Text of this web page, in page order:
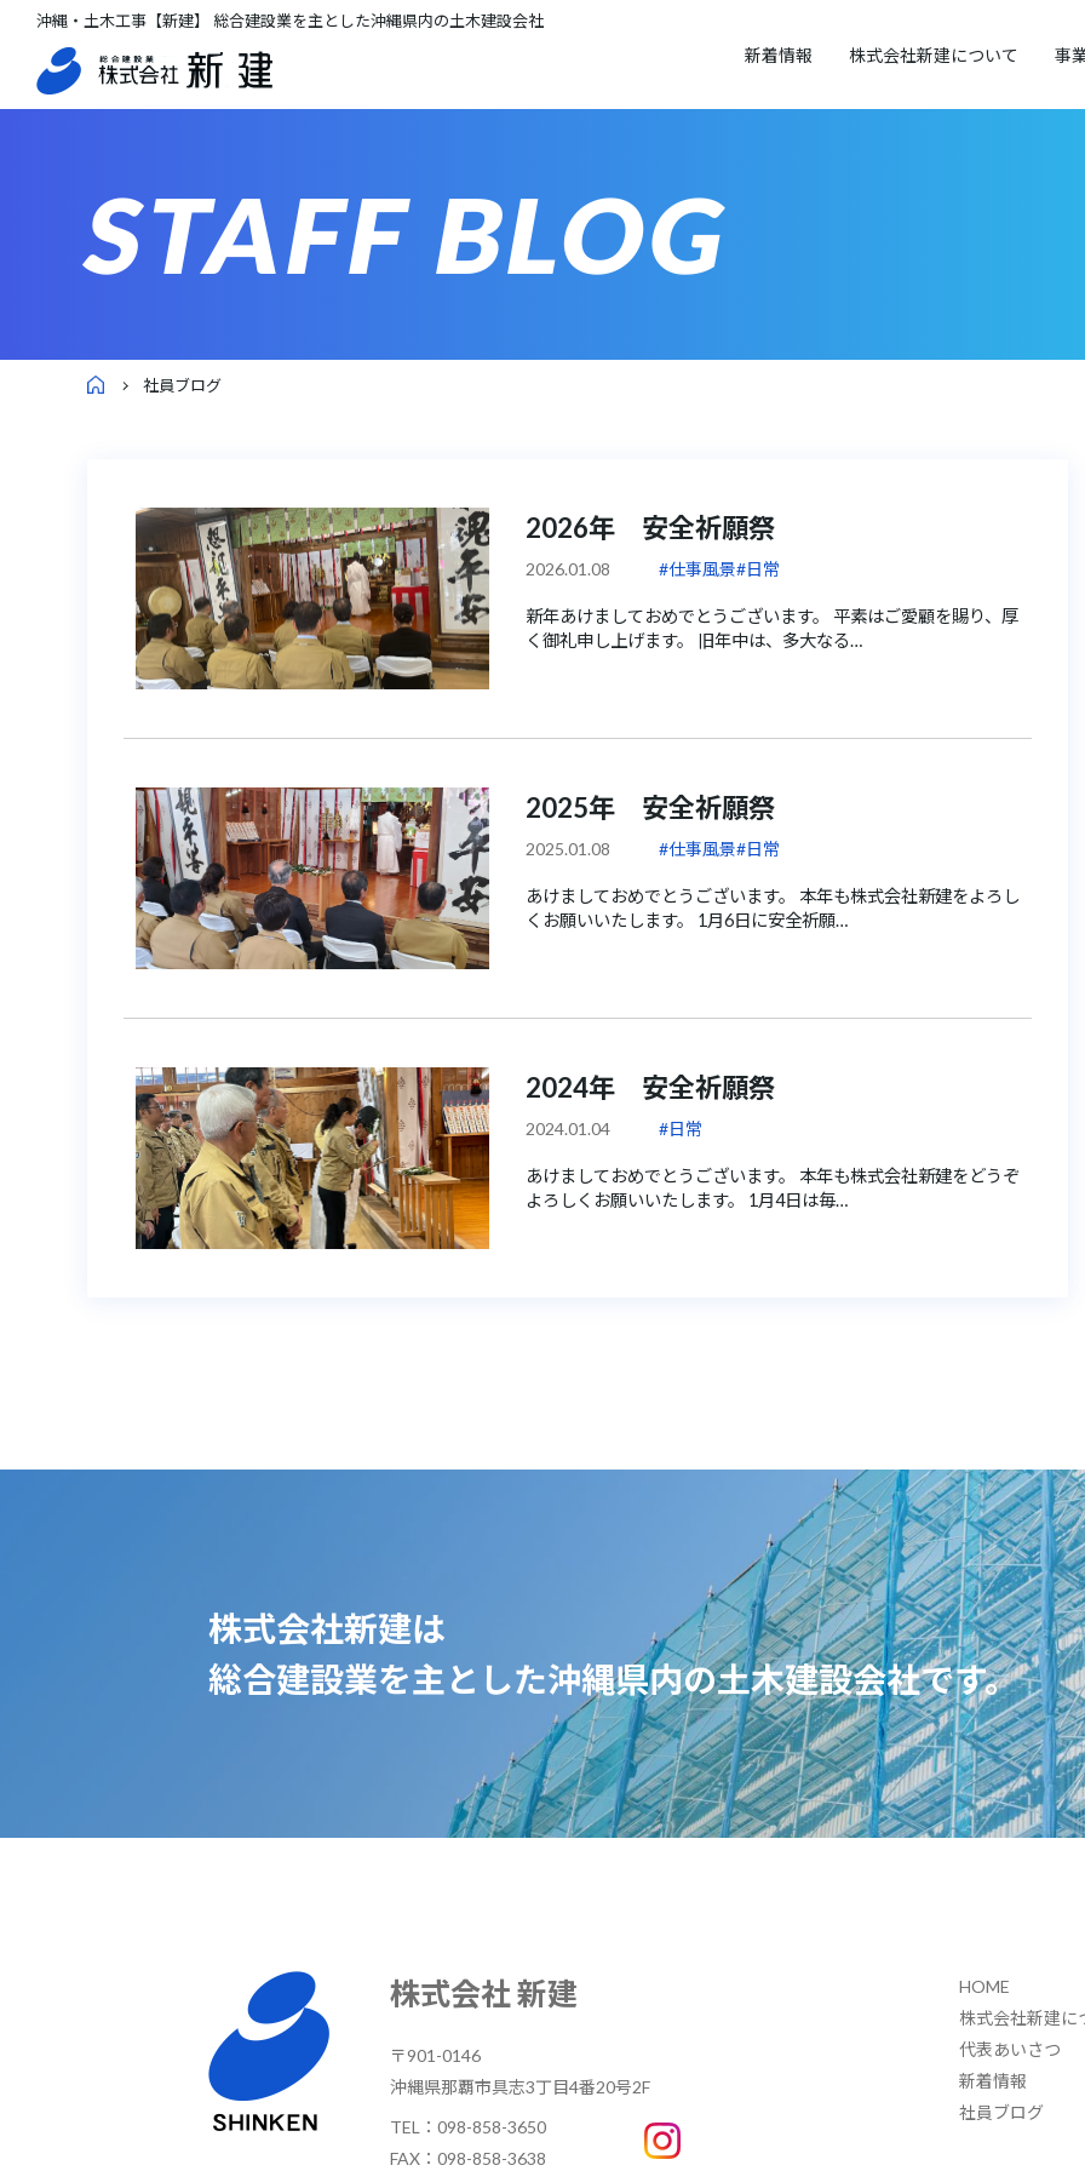
沖縄・土木工事【新建】 総合建設業を主とした沖縄県内の土木建設会社
新着情報 株式会社新建について 事
STAFF BLOG
社員ブログ
2026年 安全祈願祭
2026.01.08 #仕事風景#日常
新年あけましておめでとうございます。 平素はご愛顧を賜り、厚
く御礼申し上げます。 旧年中は、多大なる…
2025年 安全祈願祭
2025.01.08 #仕事風景#日常
あけましておめでとうございます。 本年も株式会社新建をよろし
くお願いいたします。 1月6日に安全祈願…
2024年 安全祈願祭
2024.01.04 #日常
あけましておめでとうございます。 本年も株式会社新建をどうぞ
よろしくお願いいたします。 1月4日は毎…
株式会社新建は
総合建設業を主とした沖縄県内の土木建設会社です。
株式会社 新建
〒901-0146
沖縄県那覇市具志3丁目4番20号2F
TEL： 098-858-3650
FAX：098-858-3638
HOME
株式会社新建に
代表あいさつ
新着情報
社員ブログ